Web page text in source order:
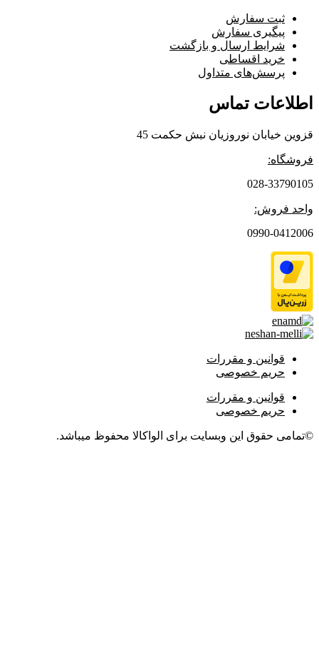
ثبت سفارش
پیگیری سفارش
شرایط ارسال و بازگشت
خرید اقساطی
پرسش‌های متداول
اطلاعات تماس
قزوین خیابان نوروزیان نبش حکمت 45
فروشگاه:
028-33790105
واحد فروش:
0990-0412006
قوانین و مقررات
حریم خصوصی
قوانین و مقررات
حریم خصوصی
©تمامی حقوق این وبسایت برای الواکالا محفوظ میباشد.